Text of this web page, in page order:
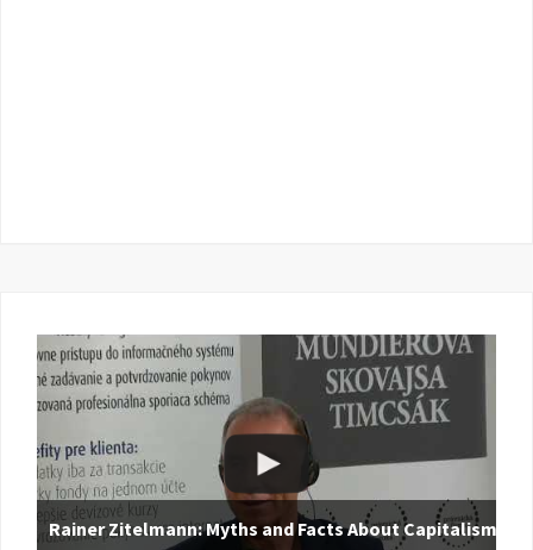
Rainer Zitelmann: Myths and Facts About Capitalism |